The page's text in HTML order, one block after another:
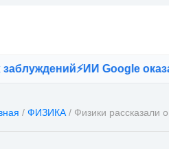
⚡ИИ Google оказался
/ ФИЗИКА / Физики рассказали